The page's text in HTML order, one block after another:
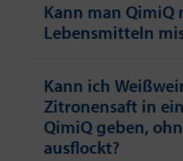
Kann man QimiQ
Lebensmitteln
Kann ich
Zitronensaft in
QimiQ geben,
ausflockt?